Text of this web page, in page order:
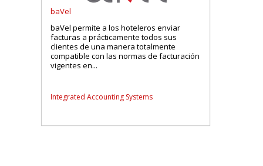
baVel
baVel permite a los hoteleros enviar
facturas a prácticamente todos sus
clientes de una manera totalmente
compatible con las normas de facturación
vigentes en...
Integrated Accounting Systems